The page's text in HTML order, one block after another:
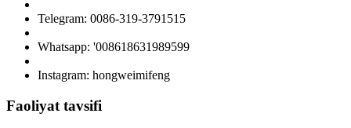
Telegram: 0086-319-3791515
Whatsapp: '008618631989599
Instagram: hongweimifeng
Faoliyat tavsifi